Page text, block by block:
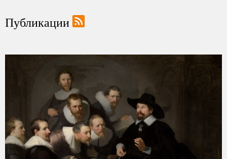
Публикации